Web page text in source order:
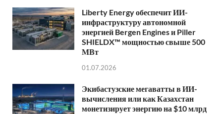
Liberty Energy обеспечит ИИ-
инфраструктуру автономной
энергией Bergen Engines и Piller
SHIELDX™ мощностью свыше 500
МВт
01.07.2026
Экибастузские мегаватты в ИИ-
вычисления или как Казахстан
монетизирует энергию на $10 млрд